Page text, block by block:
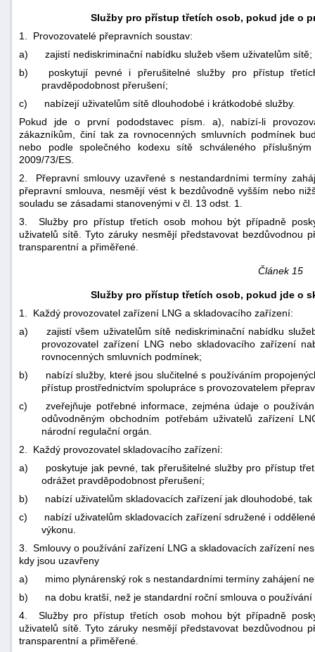
Služby pro přístup třetích osob, pokud jde o
1. Provozovatelé přepravních soustav:
a)
zajistí nediskriminační nabídku služeb všem uživatelům sítě;
b)
poskytují pevné i přerušitelné služby pro přístup
pravděpodobnost přerušení;
c)
nabízejí uživatelům sítě dlouhodobé i krátkodobé služby.
Pokud jde o první pododstavec písm. a), nabízí-li
zákazníkům, činí tak za rovnocenných smluvních podmínek
nebo podle společného kodexu sítě schváleného
2009/73/ES.
2. Přepravní smlouvy uzavřené s nestandardními termíny
přepravní smlouva, nesmějí vést k bezdůvodně vyšším nebo
souladu se zásadami stanovenými v čl. 13 odst. 1.
3. Služby pro přístup třetích osob mohou být případně
uživatelů sítě. Tyto záruky nesmějí představovat bezdůvodnou
transparentní a přiměřené.
Článek 15
Služby pro přístup třetích osob, pokud jde o
1. Každý provozovatel zařízení LNG a skladovacího zařízení:
a)
zajistí všem uživatelům sítě nediskriminační nabídku
provozovatel zařízení LNG nebo skladovacího zařízení
rovnocenných smluvních podmínek;
b)
nabízí služby, které jsou slučitelné s používáním
přístup prostřednictvím spolupráce s provozovatelem
c)
zveřejňuje potřebné informace, zejména údaje o
odůvodněným obchodním potřebám uživatelů zařízení
národní regulační orgán.
2. Každý provozovatel skladovacího zařízení:
a)
poskytuje jak pevné, tak přerušitelné služby pro přístup
odrážet pravděpodobnost přerušení;
b)
nabízí uživatelům skladovacích zařízení jak dlouhodobé,
c)
nabízí uživatelům skladovacích zařízení sdružené i
výkonu.
3. Smlouvy o používání zařízení LNG a skladovacích zařízení
kdy jsou uzavřeny
a)
mimo plynárenský rok s nestandardními termíny zahájení
b)
na dobu kratší, než je standardní roční smlouva o
4. Služby pro přístup třetích osob mohou být případně
uživatelů sítě. Tyto záruky nesmějí představovat bezdůvodnou
transparentní a přiměřené.